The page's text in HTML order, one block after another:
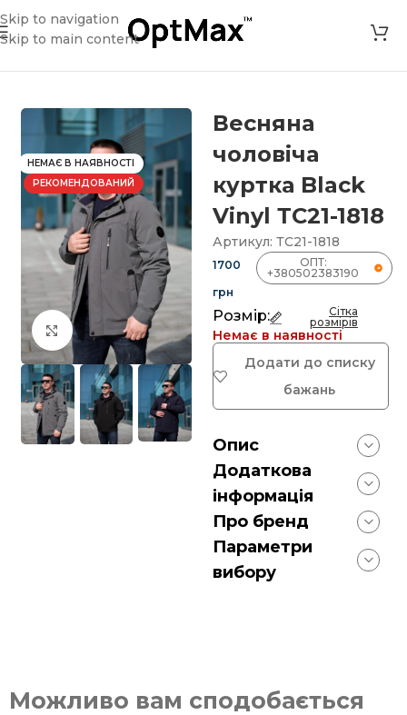
Skip to navigation
Skip to main content
Магазин Весняна чоловіча куртка Black Vinyl ТС21-1818
НЕМАЄ В НАЯВНОСТІ
РЕКОМЕНДОВАНИЙ
Клацніть, щоб збільшити
Весняна
чоловіча
куртка Black
Vinyl ТС21-1818
Артикул: ТС21-1818
1700
грн
ОПТ:
+380502383190
Розмір:
Сітка
розмірів
Немає в наявності
Додати до списку
бажань
Опис
Додаткова
інформація
Про бренд
Параметри
вибору
Можливо вам сподобається